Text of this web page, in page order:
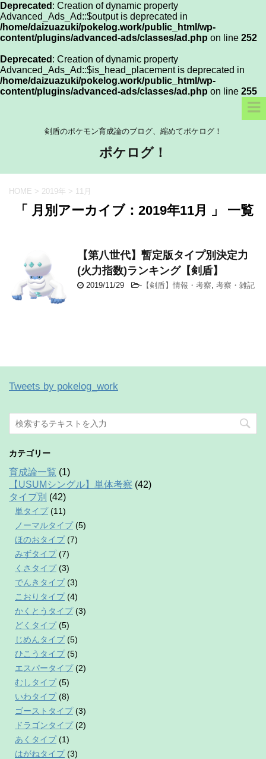
Deprecated : Creation of dynamic property
Advanced_Ads_Ad::$output is deprecated in
/home/daizuazuki/pokelog.work/public_html/wp-
content/plugins/advanced-ads/classes/ad.php on line 252
Deprecated : Creation of dynamic property
Advanced_Ads_Ad::$is_head_placement is deprecated in
/home/daizuazuki/pokelog.work/public_html/wp-
content/plugins/advanced-ads/classes/ad.php on line 255
剣盾のポケモン育成論のブログ、縮めてポケログ！
ポケログ！
HOME > 2019年 > 11月
「 月別アーカイブ：2019年11月 」 一覧
【第八世代】暫定版タイプ別決定力
(火力指数)ランキング【剣盾】
2019/11/29 - 【剣盾】情報・考察, 考察・雑記
Tweets by pokelog_work
カテゴリー
育成論一覧 (1)
【USUMシングル】単体考察 (42)
タイプ別 (42)
単タイプ(11)
ノーマルタイプ(5)
ほのおタイプ(7)
みずタイプ(7)
くさタイプ(3)
でんきタイプ(3)
こおりタイプ(4)
かくとうタイプ(3)
どくタイプ(5)
じめんタイプ(5)
ひこうタイプ(5)
エスパータイプ(2)
むしタイプ(5)
いわタイプ(8)
ゴーストタイプ(3)
ドラゴンタイプ(2)
あくタイプ(1)
はがねタイプ(3)